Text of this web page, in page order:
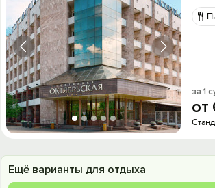
за 1
от
Ещё варианты для отдыха